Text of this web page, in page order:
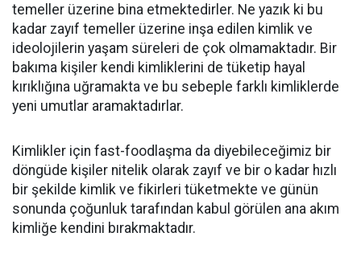
temeller üzerine bina etmektedirler. Ne yazık ki bu
kadar zayıf temeller üzerine inşa edilen kimlik ve
ideolojilerin yaşam süreleri de çok olmamaktadır. Bir
bakıma kişiler kendi kimliklerini de tüketip hayal
kırıklığına uğramakta ve bu sebeple farklı kimliklerde
yeni umutlar aramaktadırlar.
Kimlikler için fast-foodlaşma da diyebileceğimiz bir
döngüde kişiler nitelik olarak zayıf ve bir o kadar hızlı
bir şekilde kimlik ve fikirleri tüketmekte ve günün
sonunda çoğunluk tarafından kabul görülen ana akım
kimliğe kendini bırakmaktadır.